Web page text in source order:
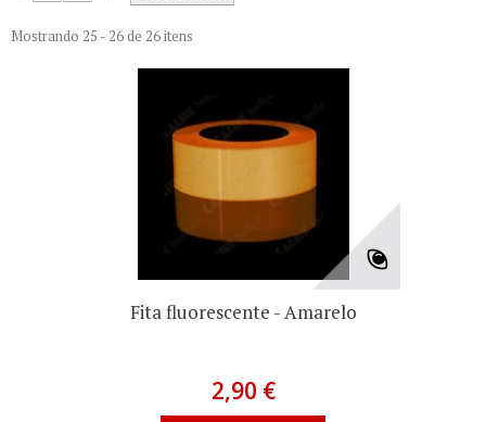
Mostrando 25 - 26 de 26 itens
Fita fluorescente - Amarelo
2,90 €